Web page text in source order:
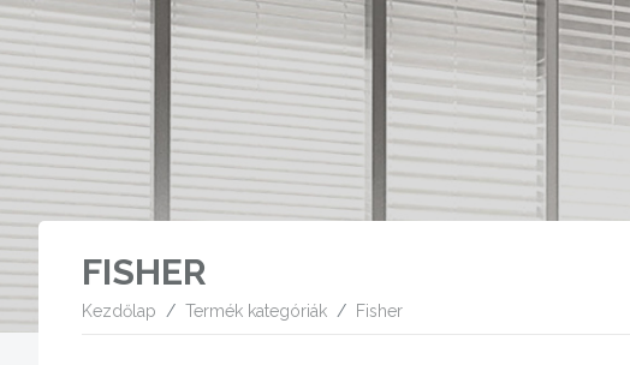
FISHER
Kezdőlap Termék kategóriák Fisher